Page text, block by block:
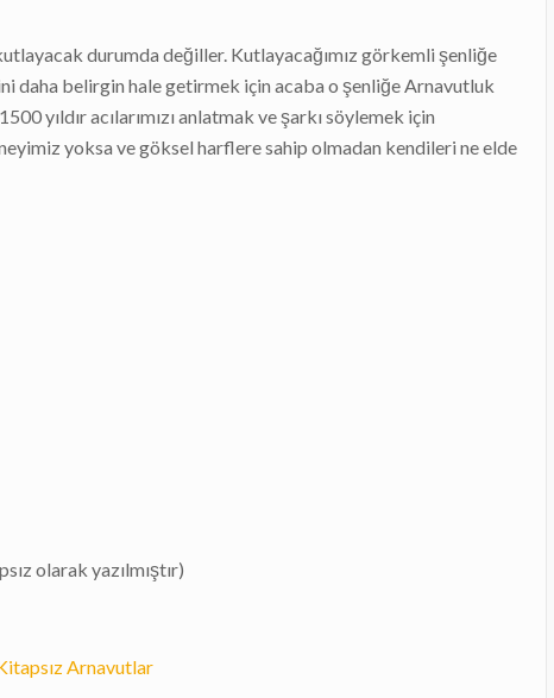
durumda değiller. Kutlayacağımız görkemli şenliğe
daha belirgin hale getirmek için acaba o şenliğe Arnavutluk
yıldır acılarımızı anlatmak ve şarkı söylemek için
yoksa ve göksel harflere sahip olmadan kendileri ne elde
olarak yazılmıştır)